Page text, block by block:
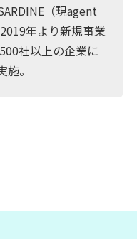
（現agent
年より新規事業
社以上の企業に
。